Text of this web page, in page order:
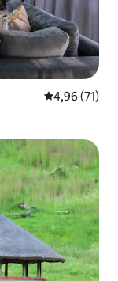
Średnia
4,96 (71)